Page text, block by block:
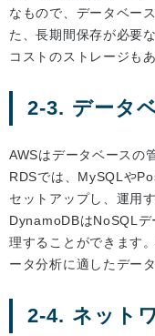
なもので、データベー
た、長期間保存が必要
コストのストレージもあ
2-3. データ
AWSはデータベースの
RDSでは、MySQLや
セットアップし、運用
DynamoDBはNoSQL
理することができます
ータ分析に適したデー
2-4. ネット